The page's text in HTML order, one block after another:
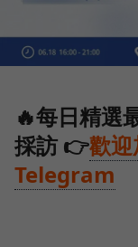
🔥每日精選
採訪 👉歡
Telegram